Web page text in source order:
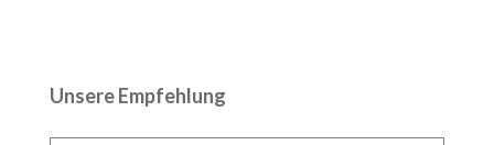
Produktgalerie überspringen
Unsere Empfehlung